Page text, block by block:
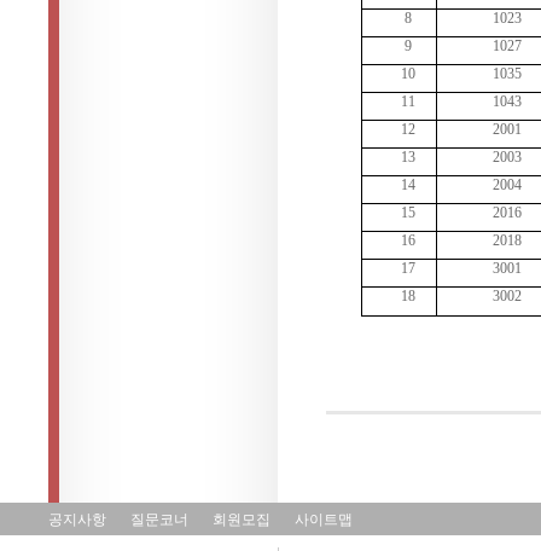
8
1023
9
1027
10
1035
11
1043
12
2001
13
2003
14
2004
15
2016
16
2018
17
3001
18
3002
공지사항 질문코너 회원모집 사이트맵